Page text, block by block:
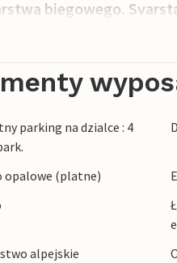
biegowego.
Sandefjord i
Oslo jest również
parking na dzialce : 4
opalowe (platne)
alpejskie